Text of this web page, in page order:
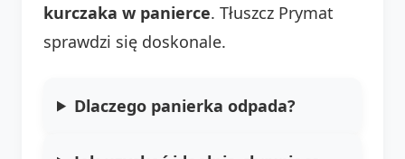
kurczaka w panierce. Tłuszcz Prymat
sprawdzi się doskonale.
Dlaczego panierka odpada?